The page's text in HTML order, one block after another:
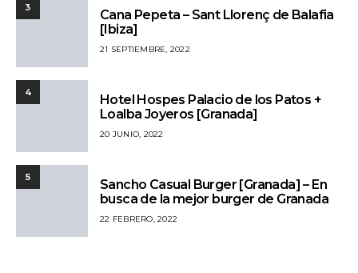
3
Cana Pepeta – Sant Llorenç de Balafia
[Ibiza]
21 SEPTIEMBRE, 2022
4
Hotel Hospes Palacio de los Patos +
Loalba Joyeros [Granada]
20 JUNIO, 2022
5
Sancho Casual Burger [Granada] – En
busca de la mejor burger de Granada
22 FEBRERO, 2022